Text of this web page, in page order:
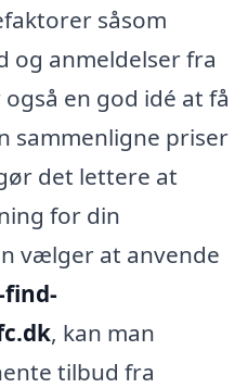
såsom
og anmeldelser fra
en god idé at få
sammenligne priser
det lettere at
for din
vælger at anvende
find-
, kan man
tilbud fra